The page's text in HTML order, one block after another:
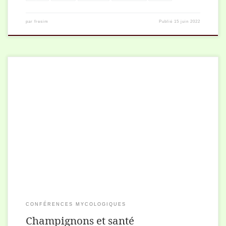
par fresim Publié 15 juin 2022
CONFÉRENCES MYCOLOGIQUES
Champignons et santé